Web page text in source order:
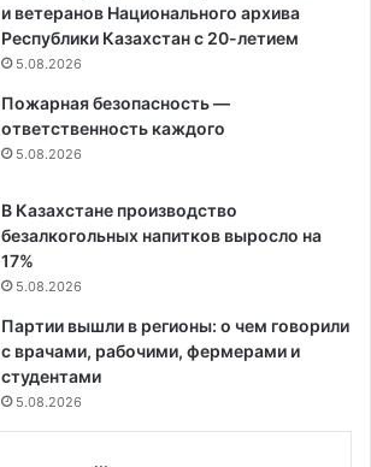
и ветеранов Национального архива
Республики Казахстан с 20-летием
5.08.2026
Пожарная безопасность —
ответственность каждого
5.08.2026
В Казахстане производство
безалкогольных напитков выросло на
17%
5.08.2026
Партии вышли в регионы: о чем говорили
с врачами, рабочими, фермерами и
студентами
5.08.2026
...